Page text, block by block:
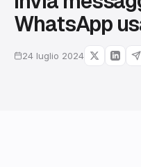
WhatsApp
24 luglio 2024